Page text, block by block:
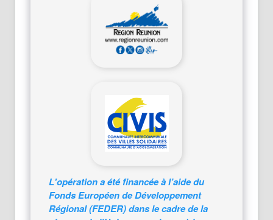
L'opération a été financée à l’aide du
Fonds Européen de Développement
Régional (FEDER) dans le cadre de la